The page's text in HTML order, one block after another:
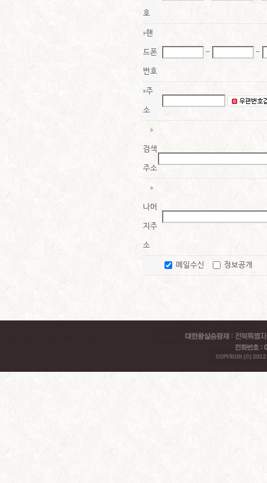
호
핸
드폰
번호
- -
주
소
검색
주소
나머
지주
소
메일수신 정보공개